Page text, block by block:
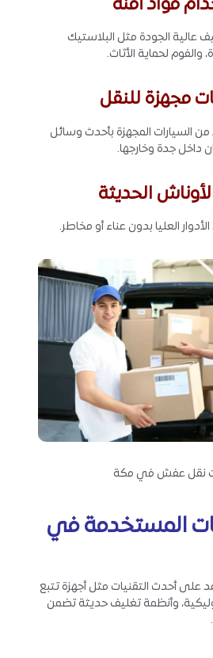
مواد آمنة
عالية الجودة مثل البلاستيك
والفوم لحماية الأثاث.
مجهزة للنقل
السيارات المجهزة بأحدث وسائل
داخل جدة وخارجها.
الحديثة
العليا بدون عناء أو مخاطر.
نقل عفش في مكة
المستخدمة في
على أحدث التقنيات مثل أجهزة تتبع
وأنظمة تغليف حديثة تضمن